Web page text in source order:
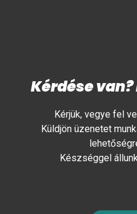
Kérdése
Kérjük, vegye fel
Küldjön üzenetet
Készséggel